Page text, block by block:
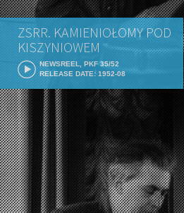
ZSRR. KAMIENIOŁOMY POD
KISZYNIOWEM
NEWSREEL, PKF 35/52
RELEASE DATE: 1952-08